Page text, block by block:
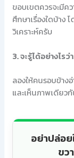
ขอบเขตควรจะมีคว
ศึกษาเรื่องใดบ้าง
วิเคราะห์ครับ
3. จะรู้ได้อย่างไร
ลองให้คนรอบข้าง
และเห็นภาพเดียว
อย่าปล่อย
ขว